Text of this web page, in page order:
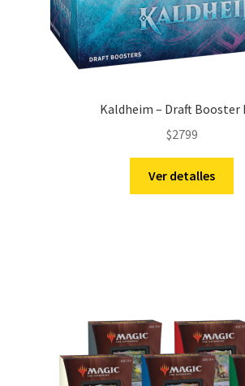
Kaldheim – Draft Booster
$2799
Ver detalles